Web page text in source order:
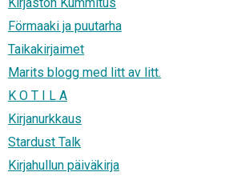
Förmaaki ja puutarha
Taikakirjaimet
Marits blogg med litt av litt.
K O T I L A
Kirjanurkkaus
Stardust Talk
Kirjahullun päiväkirja